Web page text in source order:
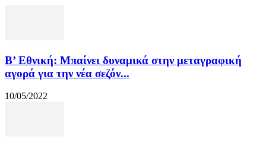
Β’ Εθνική: Μπαίνει δυναμικά στην μεταγραφική
αγορά για την νέα σεζόν...
10/05/2022